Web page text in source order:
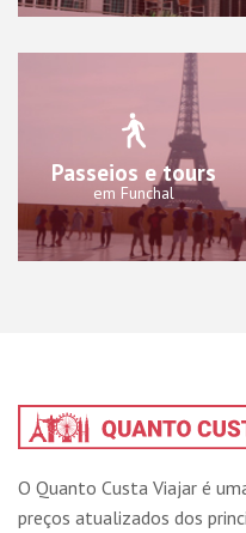
Passeios e tours
em Funchal
O Quanto Custa Viajar é
preços atualizados dos